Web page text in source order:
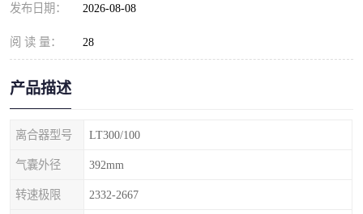
发布日期： 2026-08-08
阅 读 量： 28
产品描述
离合器型号 LT300/100
气囊外径 392mm
转速极限 2332-2667